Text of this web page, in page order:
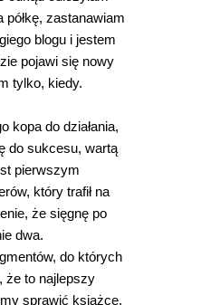
zastanawiam
blogu i jestem
pojawi się nowy
tylko, kiedy.
kopa do działania,
do sukcesu, wartą
pierwszym
który trafił na
że sięgnę po
dwa.
do których
że to najlepszy
sprawić książce.